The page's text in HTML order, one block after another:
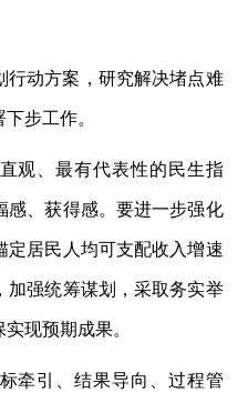
动方案，研究解决堵点难
步工作。
观、最有代表性的民生指
、获得感。要进一步强化
居民人均可支配收入增速
强统筹谋划，采取务实举
现预期成果。
牵引、结果导向、过程管